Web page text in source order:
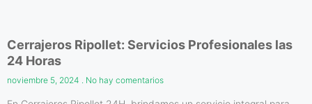
Cerrajeros Ripollet: Servicios Profesionales las
24 Horas
noviembre 5, 2024 No hay comentarios